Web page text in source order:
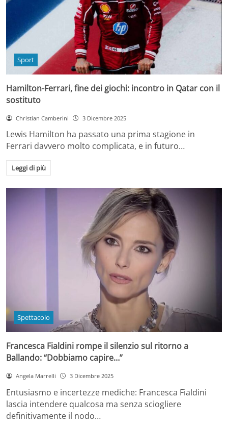
Sport
Hamilton-Ferrari, fine dei giochi: incontro in Qatar con il
sostituto
Christian Camberini 3 Dicembre 2025
Lewis Hamilton ha passato una prima stagione in
Ferrari davvero molto complicata, e in futuro…
Leggi di più
Spettacolo
Francesca Fialdini rompe il silenzio sul ritorno a
Ballando: “Dobbiamo capire…”
Angela Marrelli 3 Dicembre 2025
Entusiasmo e incertezze mediche: Francesca Fialdini
lascia intendere qualcosa ma senza sciogliere
definitivamente il nodo…